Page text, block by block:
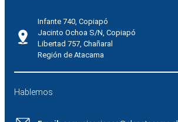
Infante 740, Copiapó
Jacinto Ochoa S/N, Copiapó
Libertad 757, Chañaral
Región de Atacama
Hablemos